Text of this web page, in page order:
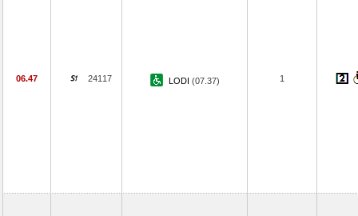
06.47 24117 LODI (07.37) 1